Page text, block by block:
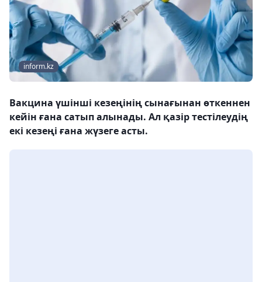
inform.kz
Вакцина үшінші кезеңінің сынағынан өткеннен
кейін ғана сатып алынады. Ал қазір тестілеудің
екі кезеңі ғана жүзеге асты.